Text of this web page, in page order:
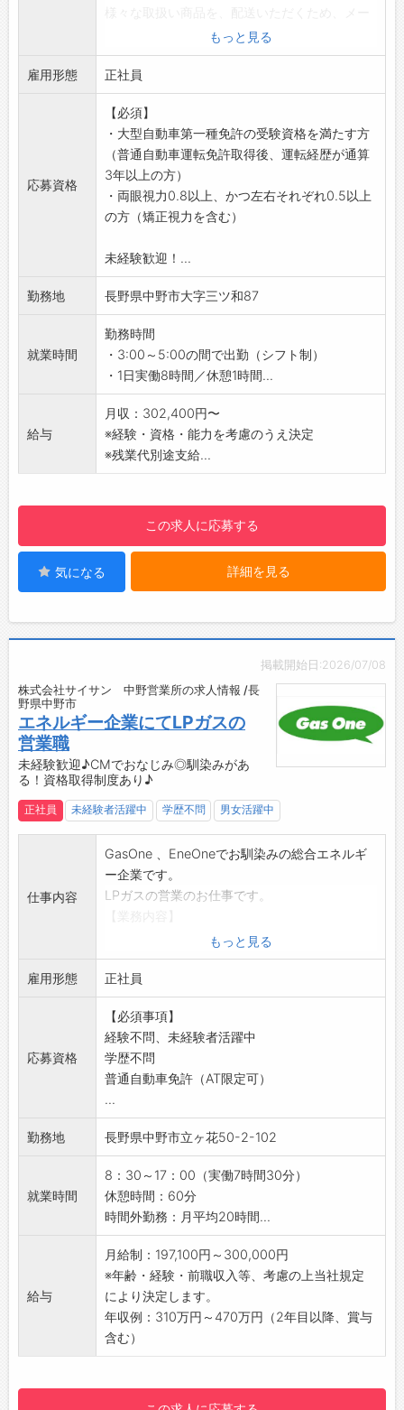
おり、退職金制度ありで将来も安心です。
・賞与は年3回支給、前年度実績は約5.7ヶ月分
と高水準！
◆日祝休みでプライベートと両立しやすい大型
ディーラー！
・週休2日制（日曜・祝日・第2・第4土曜日）
を採用。
・夏季休暇、年末年始休暇などの長期休暇あ
り！
すい雰囲気です。
・交替休制度あり。月1～2日、希望日にお休み
できます♪
・家族や友人との予定も立てやすく、プライベ
ートも充実◎
【やりがい】
■トラックやバスは、日本の物流・生活インフ
・「自分の仕事が社会を動かしている」という
実感を持って働けます。
・単なる修理ではなく、事故を未然に防ぎ、
・「誰かの役に立ちたい」「社会に貢献した
い」という想いを仕事にできる環境です。
・人とモノの移動を支え、豊かで住みよい未来
づくりに貢献できます。
カー様から運ぶこともございます。
【具体的には】
・プライベートブランド商品や生鮮食品等、綿
半店舗で販売する商品の配送
※10tまたは6tトラックを使用
＜配送エリア＞
長野県・愛知県を中心に、山梨県・東京都など
関東圏への配送も一部あり
【おすすめポイント】
大型免許がなくても応募OK！免許取得費用は当
へキャリアチェンジしてみませんか？
・ルート配送なので1度覚えてしまえば安心！
・グループ上場企業で安心して働ける
【職場環境について】
・勤続年数が長い社員が多いです。
・働きやすい職場だからこそです！
・各物流拠点は少数精鋭ですが、会社自体は大
きなチーム！フォロー体制が整っており、常に
各店舗から応援する体制があります。
【会社からのメッセージ】
綿半インテックは、綿半グループの物流・配送
業務を担っている会社です。
他にもイベント会場の設営やセレモニーの企
画・運営なども行っています。
げるなど、新しい事にも積極的にチャレンジし
■大型免許をお持ちでない方は、まず自動車学
校にて免許取得からスタートします。
・会社負担で大型免許を取得（長野県南信エリ
アでの合宿免許を予定）
・免許取得後は飯田市の弊社物流センターにて1
ヵ月～3ヵ月程度、先輩従業員と一緒に配送業
務を行います。
・免許取得後に運転練習の時間もしっかり確保
しますので安心してスタートできます。
・慣れてきたら各事業所にてお一人で配送をお
■大型免許をお持ちの方も、一定期間は飯田市
ります。
【会社の雰囲気】
現在全エリア合わせて11名のドライバーが勤務
をしています！
新たな業界へチャレンジしたい方や、ワークラ
離職者も少なく、働きやすい環境も整っていま
す！
立ち上げて間もない事業であり、少数精鋭では
ありますが、皆で協力しながら業務をしており
ます！
【1日の流れの例】※シフトにより変動あり
4:00 出勤 点呼、アルコールチェック
▼
4:10 店舗への配送商品積込（カゴ車）し移動
▼
5:30 店舗着 カゴ車で荷下ろし → 空のカ
ゴ車回収し移動
7:30 お取引様物流センターへ移動 荷積み・
もっと見る
雇用形態 正社員
応募資格
【必須】
・大型自動車第一種免許の受験資格を満たす方
（普通自動車運転免許取得後、運転経歴が通算
3年以上の方）
・両眼視力0.8以上、かつ左右それぞれ0.5以上
の方（矯正視力を含む）
未経験歓迎！...
勤務地 長野県中野市大字三ツ和87
就業時間
勤務時間
・3:00～5:00の間で出勤（シフト制）
・1日実働8時間／休憩1時間...
給与
月収：302,400円〜
※経験・資格・能力を考慮のうえ決定
※残業代別途支給...
この求人に応募する
気になる 詳細を見る
掲載開始日:2026/07/08
株式会社サイサン 中野営業所の求人情報 /長
野県中野市
エネルギー企業にてLPガスの
営業職
未経験歓迎♪CMでおなじみ◎馴染みがあ
る！資格取得制度あり♪
正社員 未経験者活躍中 学歴不問 男女活躍中
仕事内容
GasOne 、EneOneでお馴染みの総合エネルギ
ー企業です。
LPガスの営業のお仕事です。
戸建、アパート、飲食店などを中心にLPガスを
供給します。
安全にご利用いただくための保安点検や集金、
検針、契約手続き、ガス器具修理、販売などを
はじめ、ガスや電気の新規開拓も行います。
その他、ガス配管工事やリフォームも行い、営
業だけでなく技術も身に付く部門です。
LPガス、電力関連、家のリフォームやウォータ
様々な商材の提案ができるため、やりがいを持
って活躍していただけます。
【魅力】
当社が扱うのは『私たちの暮らし』に必要不可
欠なエネルギー・インフラ事業です。
【業務流れ】
・定期保安点検など保安維持管理のためにお客
さまへのご案内、点検実施。
・ガス機器の不調などお問合せを受けて、お客
さま宅へ訪問して点検を行います。
・機器の状況をご説明し、必要に応じて交換・
もっと見る
雇用形態 正社員
応募資格
【必須事項】
経験不問、未経験者活躍中
学歴不問
普通自動車免許（AT限定可）
...
勤務地 長野県中野市立ヶ花50-2-102
就業時間
8：30～17：00（実働7時間30分）
休憩時間：60分
時間外勤務：月平均20時間...
給与
月給制：197,100円～300,000円
※年齢・経験・前職収入等、考慮の上当社規定
により決定します。
年収例：310万円～470万円（2年目以降、賞与
含む）